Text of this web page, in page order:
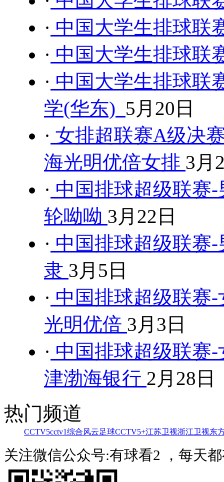
· 中国大学生排球联
· 中国大学生排球
· 中国大学生排球联
学(华东) 5月20日
· 女排超联赛A级决
海光明优倍女排 3月
· 中国排球超级联赛
轮呦呦 3月22日
· 中国排球超级联赛
隶 3月5日
· 中国排球超级联赛
光明优倍 3月3日
· 中国排球超级联赛
津渤海银行 2月28日
热门频道
CCTV5cctv1综合风云足球CCTV5+江苏卫视浙江卫视东
关注微信公众号:有球看2 ，每天